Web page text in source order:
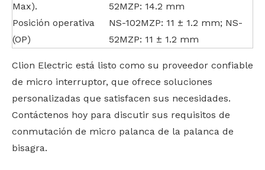
Max).
52MZP: 14.2 mm
Posición operativa
(OP)
NS-102MZP: 11 ± 1.2 mm; NS-
52MZP: 11 ± 1.2 mm
Clion Electric está listo como su proveedor confiable
de micro interruptor, que ofrece soluciones
personalizadas que satisfacen sus necesidades.
Contáctenos hoy para discutir sus requisitos de
conmutación de micro palanca de la palanca de
bisagra.